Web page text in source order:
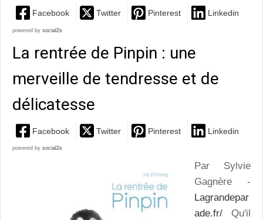
Facebook Twitter Pinterest Linkedin
powered by social2s
La rentrée de Pinpin : une
merveille de tendresse et de
délicatesse
Facebook Twitter Pinterest Linkedin
powered by social2s
Par Sylvie
Gagnère -
Lagrandepar
ade.fr/ Qu'il